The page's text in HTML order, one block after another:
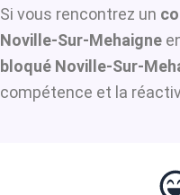
Si vous rencontrez un
Noville-Sur-Mehaigne
bloqué Noville-Sur-
compétence et la